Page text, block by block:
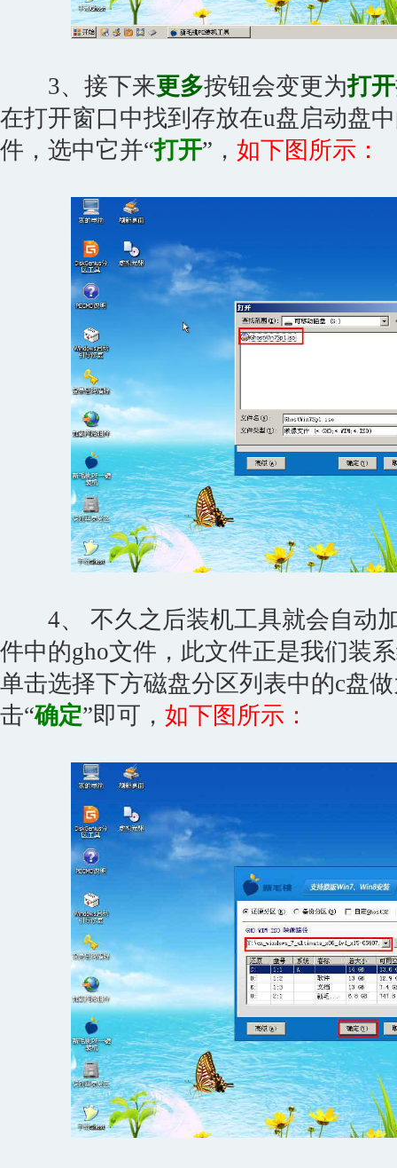
3、接下来更多按钮会变更为打开
在打开窗口中找到存放在u盘启动盘
件，选中它并“打开”， 如下图所示：
4、 不久之后装机工具就会自动加
件中的gho文件，此文件正是我们装
单击选择下方磁盘分区列表中的c盘
击“确定”即可， 如下图所示：